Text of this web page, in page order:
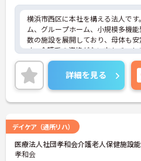
横浜市西区に本社を構える法人で
ム、グループホーム、小規模多機
数の施設を展開しており、母体も
す。介護系の資格がない方もチャ
す。資格取得支援制度もございま
ップも目指せます。夜勤帯のみのご
間を有効活用できます。
ご興味ある方には、面接のポイン
細をお話致しますのでお気軽にご
詳細を見る
デイケア（通所リハ）
医療法人社団孝和会介護老人保健施設
孝和会